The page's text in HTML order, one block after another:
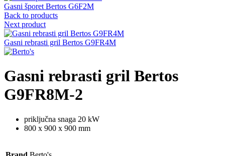
Gasni šporet Bertos G6F2M
Back to products
Next product
Gasni rebrasti gril Bertos G9FR4M
Gasni rebrasti gril Bertos
G9FR8M-2
priključna snaga 20 kW
800 x 900 x 900 mm